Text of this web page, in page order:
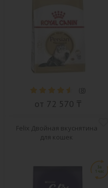
(8)
от 72 570 ₸
Felix Двойная вкуснятина
для кошек